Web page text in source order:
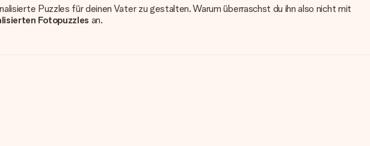
Puzzles für deinen Vater zu gestalten. Warum überraschst du ihn also nicht mit
Fotopuzzles an.